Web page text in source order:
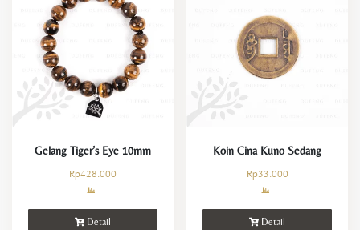
Gelang Tiger’s Eye 10mm
Rp428.000
Detail
Koin Cina Kuno Sedang
Rp33.000
Detail